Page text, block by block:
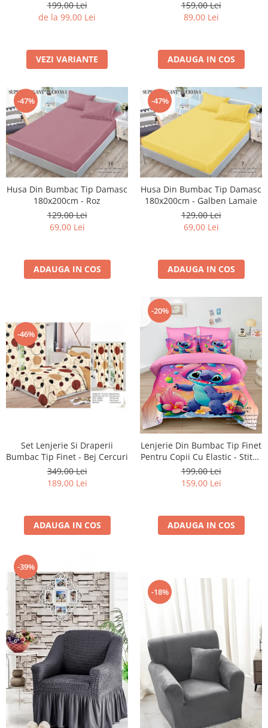
199,00 Lei
de la 99,00 Lei
VEZI VARIANTE
159,00 Lei
89,00 Lei
ADAUGA IN COS
-47%
Husa Din Bumbac Tip Damasc
180x200cm - Roz
129,00 Lei
69,00 Lei
ADAUGA IN COS
-47%
Husa Din Bumbac Tip Damasc
180x200cm - Galben Lamaie
129,00 Lei
69,00 Lei
ADAUGA IN COS
-46%
Set Lenjerie Si Draperii
Bumbac Tip Finet - Bej Cercuri
349,00 Lei
189,00 Lei
ADAUGA IN COS
-20%
Lenjerie Din Bumbac Tip Finet
Pentru Copii Cu Elastic - Stitch
Micul Extraterestru
199,00 Lei
159,00 Lei
ADAUGA IN COS
-39%
-18%